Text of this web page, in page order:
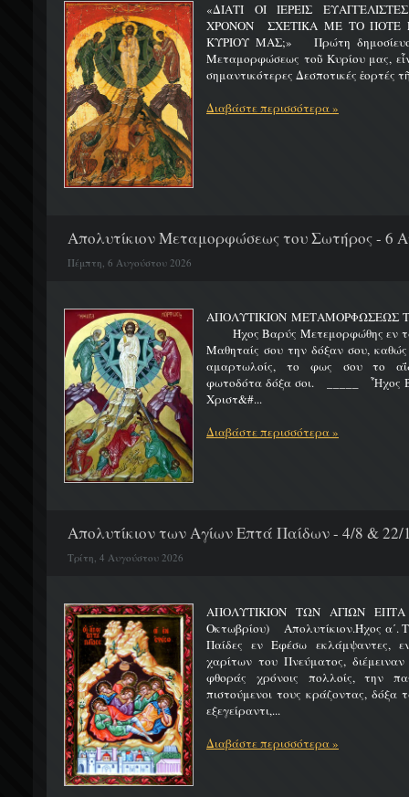
«ΔΙΑΤΙ ΟΙ ΙΕΡΕΙΣ
ΧΡΟΝΟΝ ΣΧΕΤΙΚΑ ΜΕ ΤΟ ΠΟΤΕ
ΚΥΡΙΟΥ ΜΑΣ;» Πρώτη
Μεταμορφώσεως τοῦ Κυρίου μας,
σημαντικότερες Δεσποτικές ἑορτές
Διαβάστε περισσότερα »
Απολυτίκιον Μεταμορφώσεως του Σωτήρος - 6
Πέμπτη, 6 Αυγούστου 2026
ΑΠΟΛΥΤΙΚΙΟΝ
Ήχος Βαρύς Μετεμορφώθης εν τω
Μαθηταίς σου την δόξαν σου,
αμαρτωλοίς, το φως σου το
φωτοδότα δόξα σοι. _____ Ἦχος
Χριστ&#...
Διαβάστε περισσότερα »
Απολυτίκιον των Αγίων Επτά Παίδων - 4/8 & 22/
Τρίτη, 4 Αυγούστου 2026
ΑΠΟΛΥΤΙΚΙΟΝ ΤΩΝ ΑΓΙΩΝ ΕΠΤΑ
Οκτωβρίου) Απολυτίκιον.Ήχος α΄.
Παίδες εν Εφέσω εκλάμψαντες,
χαρίτων του Πνεύματος,
φθοράς χρόνοις πολλοίς, την
πιστούμενοι τους κράζοντας,
εξεγείραντι,...
Διαβάστε περισσότερα »